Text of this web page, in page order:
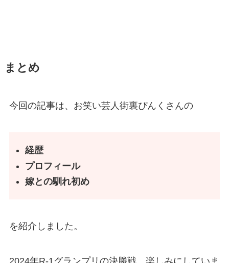
まとめ
今回の記事は、お笑い芸人街裏ぴんくさんの
経歴
プロフィール
嫁との馴れ初め
を紹介しました。